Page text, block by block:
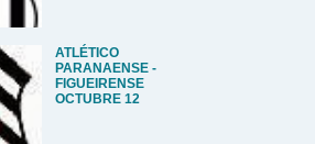
ATLÉTICO
PARANAENSE -
FIGUEIRENSE
OCTUBRE 12